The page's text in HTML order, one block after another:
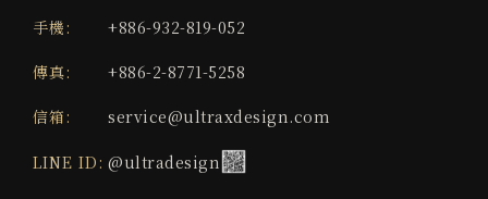
手機: +886-932-819-052
傳真: +886-2-8771-5258
信箱: service@ultraxdesign.com
LINE ID: @ultradesign